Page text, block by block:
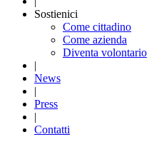
Sostienici
Come cittadino
Come azienda
Diventa volontario
|
News
|
Press
|
Contatti